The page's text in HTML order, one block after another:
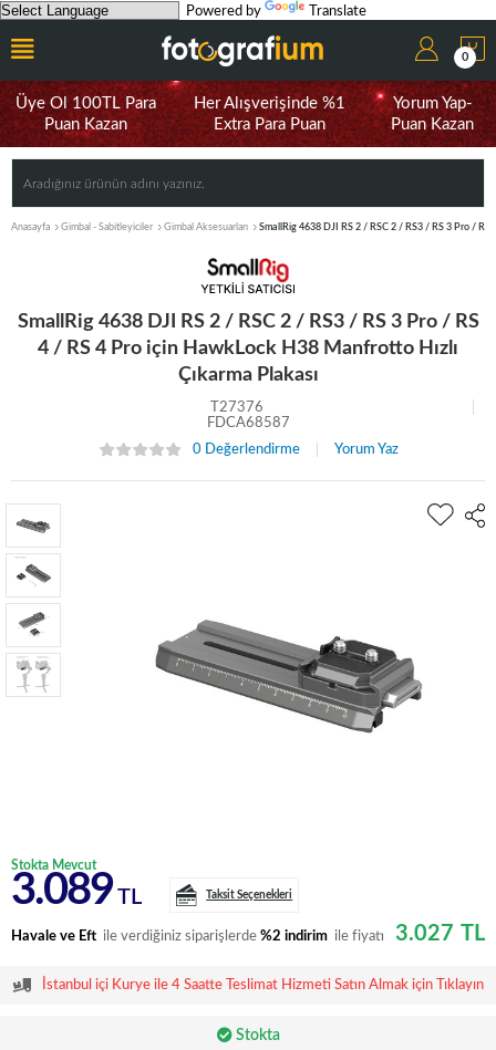
Powered by Translate
0
Üye Ol 100TL Para
Puan Kazan
Her Alışverişinde %1
Extra Para Puan
Yorum Yap-
Puan Kazan
Anasayfa Gimbal - Sabitleyiciler Gimbal Aksesuarları SmallRig 4638 DJI RS 2 / RSC 2 / RS3 / RS 3 Pro /
SmallRig 4638 DJI RS 2 / RSC 2 / RS3 / RS 3 Pro / RS
4 / RS 4 Pro için HawkLock H38 Manfrotto Hızlı
Çıkarma Plakası
T27376
FDCA68587
0 Değerlendirme
Yorum Yaz
Stokta Mevcut
3.089 TL Taksit Seçenekleri
Havale ve Eft ile verdiğiniz siparişlerde %2 indirim ile fiyatı 3.027 TL
İstanbul içi Kurye ile 4 Saatte Teslimat Hizmeti Satın Almak için Tıklayın
Stokta